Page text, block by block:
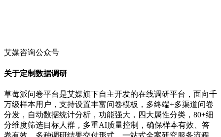
艾媒咨询公众号
关于定制数据调研
草莓派问卷平台是艾媒旗下自主开发的在线调研平台，面向千
万级样本用户，支持设置丰富问卷模板，多终端+多渠道问卷
分发，自动数据统计分析，功能强大，四大属性分类，80+细
分维度筛选目标人群，多重AI质量控制，确保样本有效、答
卷有效，多种调研结果交付形式，一站式全案研究服务流程，